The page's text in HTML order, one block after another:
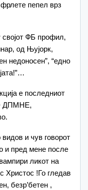
пепел врз
својот ФБ профил,
од Њујорк,
недоносен”, “едно
е последниот
ДПМНЕ,
и чув говорот
и пред мене после
ликот на
Христос !Го гледав
безр’бетен ,